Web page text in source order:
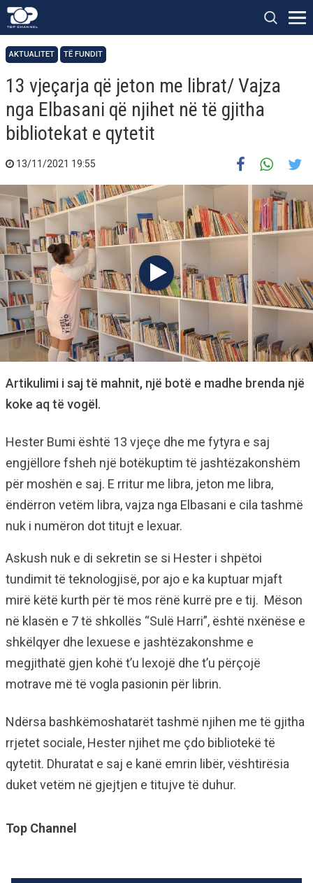
AKTUALITET TË FUNDIT
13 vjeçarja që jeton me librat/ Vajza
nga Elbasani që njihet në të gjitha
bibliotekat e qytetit
13/11/2021 19:55
Artikulimi i saj të mahnit, një botë e madhe brenda një
koke aq të vogël.
Hester Bumi është 13 vjeçe dhe me fytyra e saj
engjëllore fsheh një botëkuptim të jashtëzakonshëm
për moshën e saj. E rritur me libra, jeton me libra,
ëndërron vetëm libra, vajza nga Elbasani e cila tashmë
nuk i numëron dot titujt e lexuar.
Askush nuk e di sekretin se si Hester i shpëtoi
tundimit të teknologjisë, por ajo e ka kuptuar mjaft
mirë këtë kurth për të mos rënë kurrë pre e tij. Mëson
në klasën e 7 të shkollës “Sulë Harri”, është nxënëse e
shkëlqyer dhe lexuese e jashtëzakonshme e
megjithatë gjen kohë t’u lexojë dhe t’u përçojë
motrave më të vogla pasionin për librin.
Ndërsa bashkëmoshatarët tashmë njihen me të gjitha
rrjetet sociale, Hester njihet me çdo bibliotekë të
qytetit. Dhuratat e saj e kanë emrin libër, vështirësia
duket vetëm në gjejtjen e titujve të duhur.
Top Channel